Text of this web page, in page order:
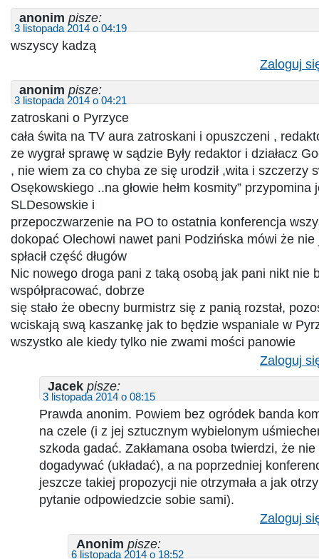
anonim pisze:
3 listopada 2014 o 04:19
wszyscy kadzą
Zaloguj
anonim pisze:
3 listopada 2014 o 04:21
zatroskani o Pyrzyce
cała świta na TV aura zatroskani i opuszczeni ,
ze wygrał sprawę w sądzie Były redaktor i działacz
, nie wiem za co chyba ze się urodził ,wita i szczerzy
Osękowskiego ..na głowie hełm kosmity” przypomina
SLDesowskie i
przepoczwarzenie na PO to ostatnia konferencja
dokopać Olechowi nawet pani Podzińska mówi że
spłacił część długów
Nic nowego droga pani z taką osobą jak pani nikt nie
współpracować, dobrze
się stało że obecny burmistrz się z panią rozstał,
wciskają swą kaszankę jak to będzie wspaniale w
wszystko ale kiedy tylko nie zwami mości panowie
Zaloguj
Jacek pisze:
3 listopada 2014 o 08:15
Prawda anonim. Powiem bez ogródek banda
na czele (i z jej sztucznym wybielonym
szkoda gadać. Zakłamana osoba twierdzi, że
dogadywać (układać), a na poprzedniej
jeszcze takiej propozycji nie otrzymała a jak
pytanie odpowiedzcie sobie sami).
Zaloguj
Anonim pisze:
6 listopada 2014 o 18:52